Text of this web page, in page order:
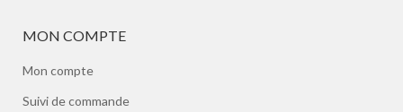
MON COMPTE
Mon compte
Suivi de commande